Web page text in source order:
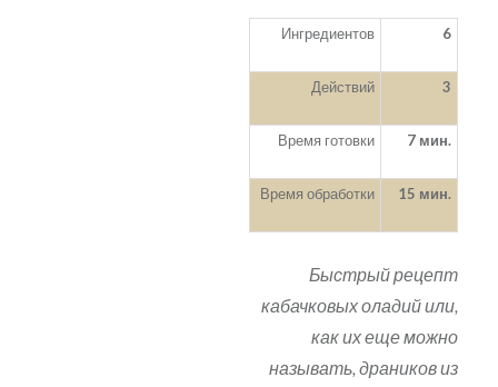
Ингредиентов 6
Действий 3
Время готовки 7 мин.
Время обработки 15 мин.
Быстрый рецепт
кабачковых оладий или,
как их еще можно
называть, драников из